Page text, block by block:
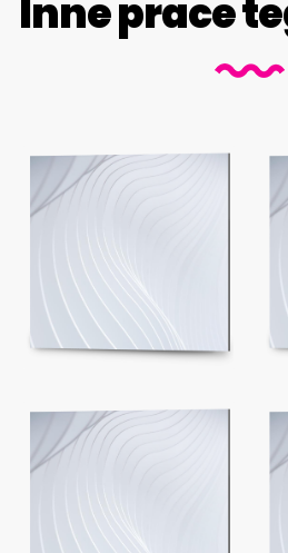
Inne prace